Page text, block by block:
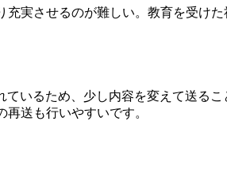
実させるのが難しい。教育を受け
いるため、少し内容を変えて送る
送も行いやすいです。